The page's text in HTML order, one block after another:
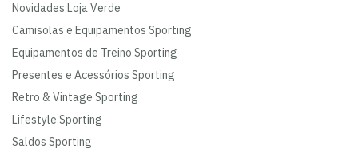
Novidades Loja Verde
Camisolas e Equipamentos Sporting
Equipamentos de Treino Sporting
Presentes e Acessórios Sporting
Retro & Vintage Sporting
Lifestyle Sporting
Saldos Sporting